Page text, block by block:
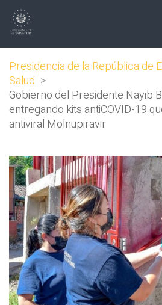
Presidencia de la República de
Salud >
Gobierno del Presidente Nayib
entregando kits antiCOVID-19
antiviral Molnupiravir